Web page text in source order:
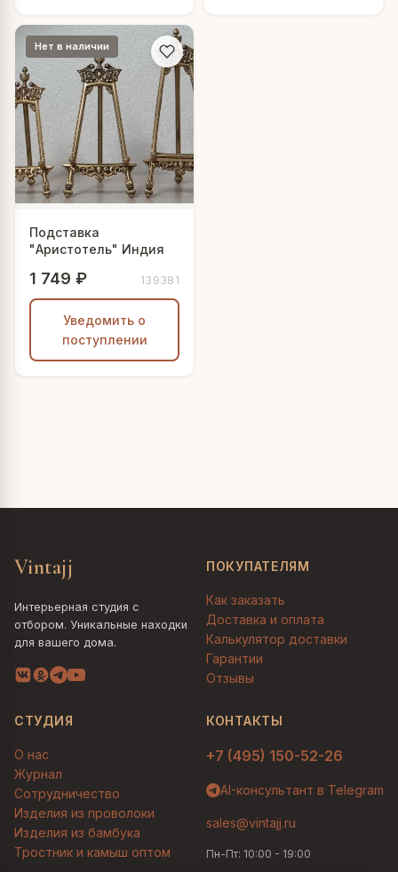
Нет в наличии
Подставка
"Аристотель" Индия
1 749 ₽ 139381
Уведомить о
поступлении
Vintajj
Интерьерная студия с
отбором. Уникальные находки
для вашего дома.
ПОКУПАТЕЛЯМ
Как заказать
Доставка и оплата
Калькулятор доставки
Гарантии
Отзывы
СТУДИЯ
О нас
Журнал
Сотрудничество
Изделия из проволоки
Изделия из бамбука
Тростник и камыш оптом
КОНТАКТЫ
+7 (495) 150-52-26
AI-консультант в Telegram
sales@vintajj.ru
Пн-Пт: 10:00 - 19:00
Людмила